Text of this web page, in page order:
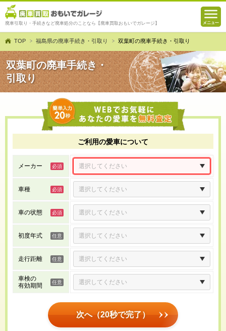
廃車引取り・手続きなど廃車処分のことなら【廃車買取おもいでガレージ】
TOP 福島県の廃車手続き・引取り 双葉町の廃車手続き・引取り
双葉町の廃車手続き・
引取り
ご利用の愛車について
メーカー
車種
車の状態
初度年式
走行距離
車検の
有効期間
次へ（20秒で完了）